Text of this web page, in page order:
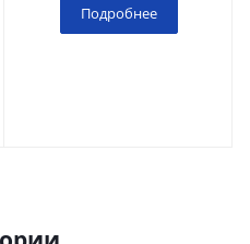
Подробнее